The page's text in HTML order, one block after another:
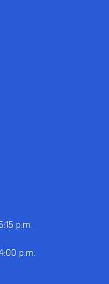
p.m.
p.m.